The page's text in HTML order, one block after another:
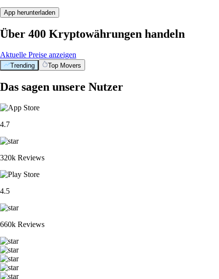
App herunterladen
Über 400 Kryptowährungen handeln
Aktuelle Preise anzeigen
Trending Top Movers
Das sagen unsere Nutzer
4.7
320k Reviews
4.5
660k Reviews